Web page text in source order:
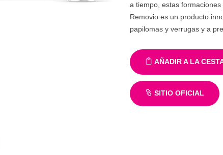
a tiempo, estas
Removio es un producto
papilomas y verrugas y a
AÑADIR A LA
SITIO OFICIAL